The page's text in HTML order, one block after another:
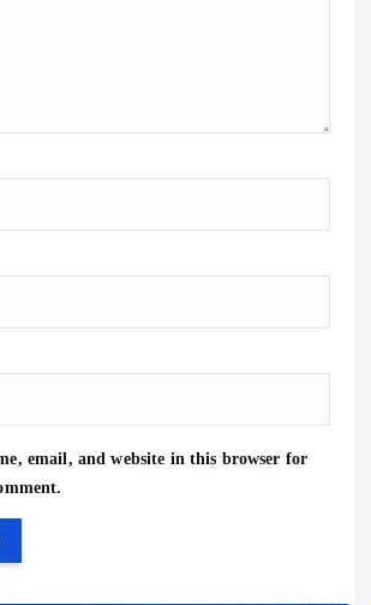
email, and website in this browser for